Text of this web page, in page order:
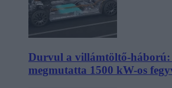
Durvul a villámtöltő-háború:
megmutatta 1500 kW-os